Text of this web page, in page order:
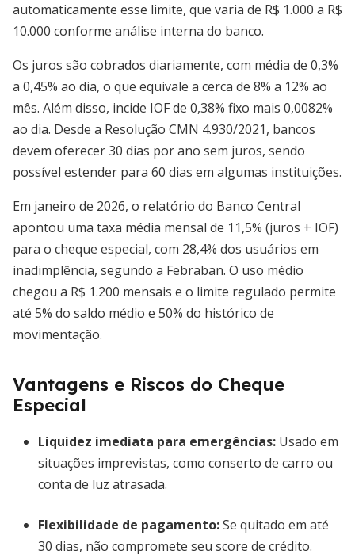
automaticamente esse limite, que varia de R$ 1.000 a R$
10.000 conforme análise interna do banco.
Os juros são cobrados diariamente, com média de 0,3%
a 0,45% ao dia, o que equivale a cerca de 8% a 12% ao
mês. Além disso, incide IOF de 0,38% fixo mais 0,0082%
ao dia. Desde a Resolução CMN 4.930/2021, bancos
devem oferecer 30 dias por ano sem juros, sendo
possível estender para 60 dias em algumas instituições.
Em janeiro de 2026, o relatório do Banco Central
apontou uma taxa média mensal de 11,5% (juros + IOF)
para o cheque especial, com 28,4% dos usuários em
inadimplência, segundo a Febraban. O uso médio
chegou a R$ 1.200 mensais e o limite regulado permite
até 5% do saldo médio e 50% do histórico de
movimentação.
Vantagens e Riscos do Cheque
Especial
Liquidez imediata para emergências: Usado em
situações imprevistas, como conserto de carro ou
conta de luz atrasada.
Flexibilidade de pagamento:Se quitado em até
30 dias, não compromete seu score de crédito.